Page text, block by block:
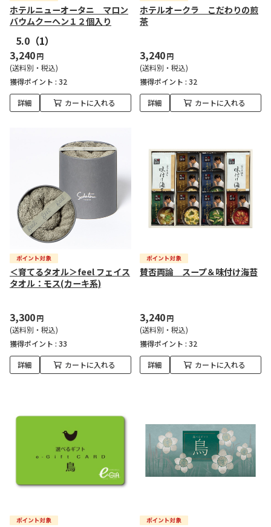
ホテルニューオータニ マロン
バウムクーヘン１２個入り
5.0 （1）
3,240円
(送料別・税込)
獲得ポイント : 32
詳細 カートに入れる
ホテルオークラ こだわりの煎
茶
3,240円
(送料別・税込)
獲得ポイント : 32
詳細 カートに入れる
＜育てるタオル＞feel フェイス
タオル：モス(カーキ系)
3,300円
(送料別・税込)
獲得ポイント : 33
詳細 カートに入れる
賛否両論 スープ＆味付け海苔
3,240円
(送料別・税込)
獲得ポイント : 32
詳細 カートに入れる